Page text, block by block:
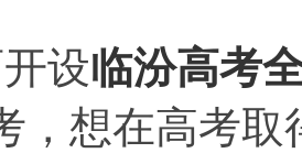
设临汾高考
，想在高考取